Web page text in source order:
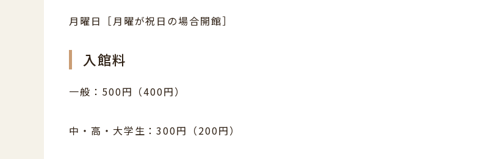
月曜日［月曜が祝日の場合開館］
入館料
一般：500円（400円）
中・高・大学生：300円（200円）